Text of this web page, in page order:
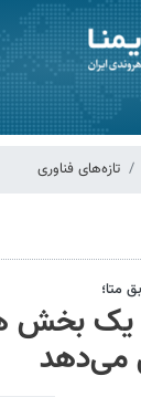
تازه‌های فناوری
متا؛
یک
می‌دهد